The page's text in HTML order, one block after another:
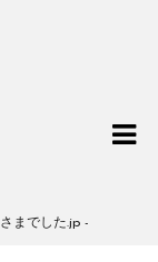
までした.jp -